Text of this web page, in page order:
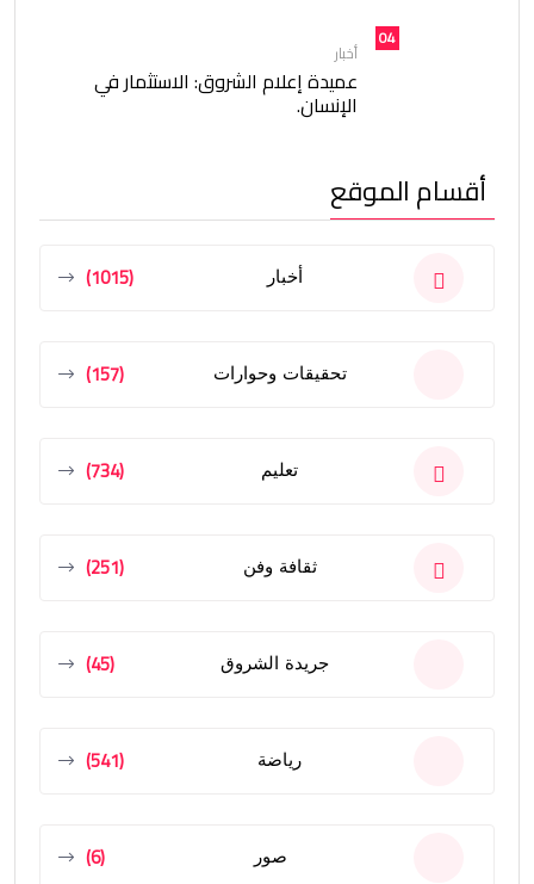
04
أخبار
عميدة إعلام الشروق: الاستثمار في
الإنسان.
أقسام الموقع
أخبار (1015)
تحقيقات وحوارات (157)
تعليم (734)
ثقافة وفن (251)
جريدة الشروق (45)
رياضة (541)
صور (6)